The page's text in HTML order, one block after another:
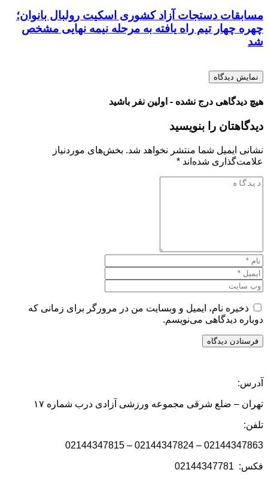
مسابقات دستجات آزاد کشوری اسکیت رولبال بانوان؛
چهره چهار تیم راه یافته به مرحله نیمه نهایی مشخص
شد
نمایش دیدگاه
هیچ دیدگاهی درج نشده - اولین نفر باشید
دیدگاهتان را بنویسید
نشانی ایمیل شما منتشر نخواهد شد. بخش‌های موردنیاز
علامت‌گذاری شده‌اند *
ذخیره نام، ایمیل و وبسایت من در مرورگر برای زمانی که
دوباره دیدگاهی می‌نویسم.
آدرس:
تهران – ضلع شرقی مجموعه ورزشی آزادی درب شماره ۱۷
تلفن:
02144347863 – 02144347824 – 02144347815
فکس: 02144347781